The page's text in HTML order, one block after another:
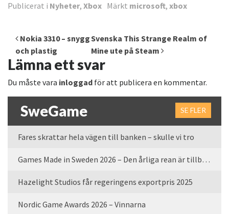
Publicerat i Nyheter, Xbox Märkt microsoft, xbox
Inläggsnavigering
Nokia 3310 – snygg
och plastig
Svenska This Strange Realm of
Mine ute på Steam
Lämna ett svar
Du måste vara inloggad för att publicera en kommentar.
SweGame SE FLER
Fares skrattar hela vägen till banken – skulle vi tro
Games Made in Sweden 2026 – Den årliga rean är tillbaka
Hazelight Studios får regeringens exportpris 2025
Nordic Game Awards 2026 – Vinnarna